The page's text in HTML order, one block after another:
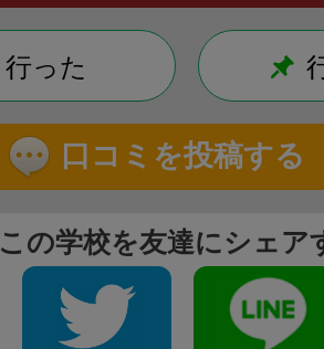
行った
口コミを投稿する
この学校を友達にシェア